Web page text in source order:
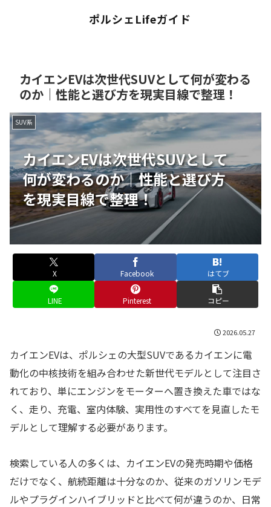
ポルシェLifeガイド
カイエンEVは次世代SUVとして何が変わる
のか｜性能と選び方を現実目線で整理！
カイエンEVは次世代SUVとして
何が変わるのか｜性能と選び方
を現実目線で整理！
SUV系
X Facebook はてブ
LINE Pinterest コピー
2026.05.27
カイエンEVは、ポルシェの大型SUVであるカイエンに電
動化の中核技術を組み合わせた新世代モデルとして注目さ
れており、単にエンジンをモーターへ置き換えた車ではな
く、走り、充電、室内体験、実用性のすべてを見直したモ
デルとして理解する必要があります。
検索している人の多くは、カイエンEVの発売時期や価格
だけでなく、航続距離は十分なのか、従来のガソリンモデ
ルやプラグインハイブリッドと比べて何が違うのか、日常